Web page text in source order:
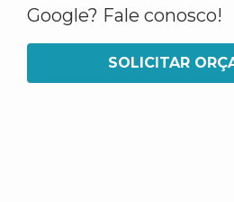
Google? Fale conosco!
SOLICITAR